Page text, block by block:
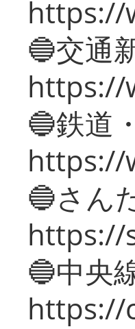
https://
🔵交通
https://
🔵鉄道
https://
🔵さん
https://
🔵中央
https://